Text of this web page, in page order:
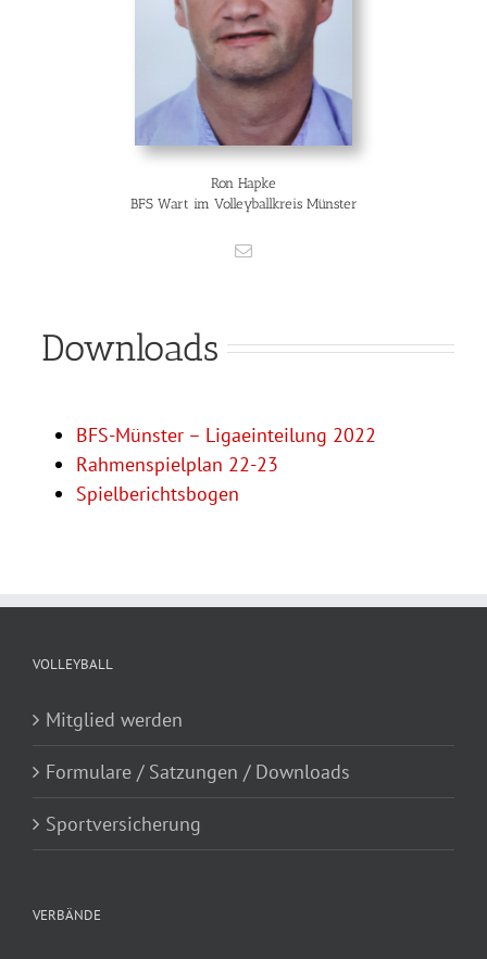
Ron Hapke
BFS Wart im Volleyballkreis Münster
Downloads
BFS-Münster – Ligaeinteilung 2022
Rahmenspielplan 22-23
Spielberichtsbogen
VOLLEYBALL
Mitglied werden
Formulare / Satzungen / Downloads
Sportversicherung
VERBÄNDE